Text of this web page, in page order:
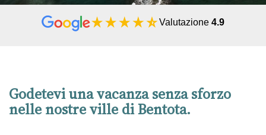
Valutazione 4.9
Godetevi una vacanza senza sforzo
nelle nostre ville di Bentota.